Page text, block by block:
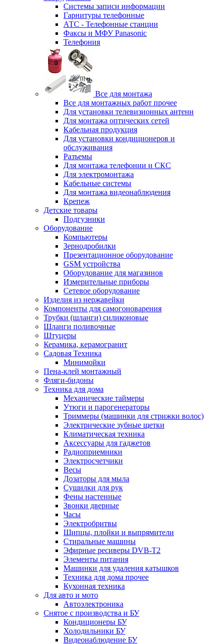
Системы записи информации
Гарнитуры телефонные
АТС - Телефонные станции
Факсы и МФУ Panasonic
Телефония
Все для монтажа
Все для монтажных работ прочее
Для установки телевизионных антенн
Для монтажа оптических сетей
Кабельная продукция
Для установки кондиционеров и
обслуживания
Разъемы
Для монтажа телефонии и СКС
Для электромонтажа
Кабельные системы
Для монтажа видеонаблюдения
Крепеж
Детские товары
Подгузники
Оборудование
Компьютеры
Зернодробилки
Презентационное оборудование
GSM устройства
Оборудование для магазинов
Измерительные приборы
Сетевое оборудование
Изделия из нержавейки
Компоненты для самогоноварения
Трубки (шланги) силиконовые
Шланги поливочные
Штуцеры
Керамика, керамогранит
Садовая Техника
Минимойки
Пена-клей монтажный
Фляги-бидоны
Техника для дома
Механические таймеры
Утюги и парогенераторы
Триммеры (машинки для стрижки волос)
Электрические зубные щетки
Климатическая техника
Аксессуары для гаджетов
Радиоприемники
Электросчетчики
Весы
Дозаторы для мыла
Сушилки для рук
Фены настенные
Звонки дверные
Часы
Электробритвы
Щипцы, плойки и выпрямители
Стиральные машины
Эфирные ресиверы DVB-T2
Элементы питания
Машинки для удаления катышков
Техника для дома прочее
Кухонная техника
Для авто и мото
Автоэлектроника
Снятое с производства и БУ
Кондиционеры БУ
Холодильники БУ
Видеонаблюдение БУ